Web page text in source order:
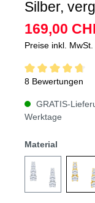
Silber,
169,00
Preise inkl.
8 Bewertungen
GRATIS-
Werktage
Material